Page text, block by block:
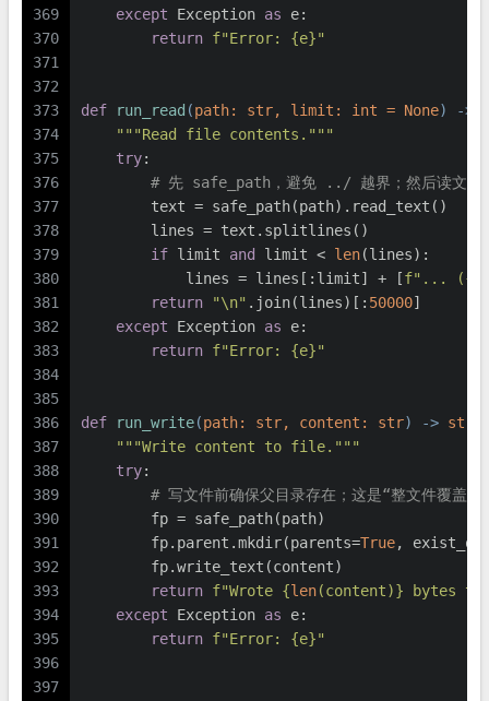
369
370
371
372
373
374
375
376
377
378
379
380
381
382
383
384
385
386
387
388
389
390
391
392
393
394
395
396
397
except Exception as e:
return f"Error: {e}"
def run_read (path: str, limit: int = None) ->
"""Read file contents."""
try:
# 先 safe_path，避免 ../ 越界；然后读文件
        text = safe_path(path).read_text()
        lines = text.splitlines()
if limit and limit < len(lines):
            lines = lines[:limit] + [
f"... ({
return
"\n" .join(lines)[: 50000]
except Exception as e:
return f"Error: {e}"
def run_write(path: str, content: str) -> str
"""Write content to file."""
try:
# 写文件前确保父目录存在；这是“整文件覆盖/
        fp = safe_path(path)
        fp.parent.mkdir(parents=
True,
        fp.write_text(content)
return f"Wrote {len(content)} bytes
except Exception as e:
return f"Error: {e}"